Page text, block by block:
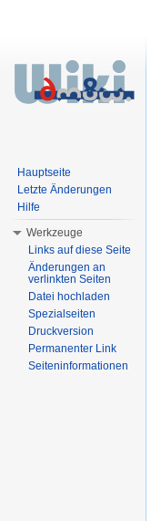
Hauptseite
Letzte Änderungen
Hilfe
Werkzeuge
Links auf diese Seite
Änderungen an
verlinkten Seiten
Datei hochladen
Spezialseiten
Druckversion
Permanenter Link
Seiteninformationen